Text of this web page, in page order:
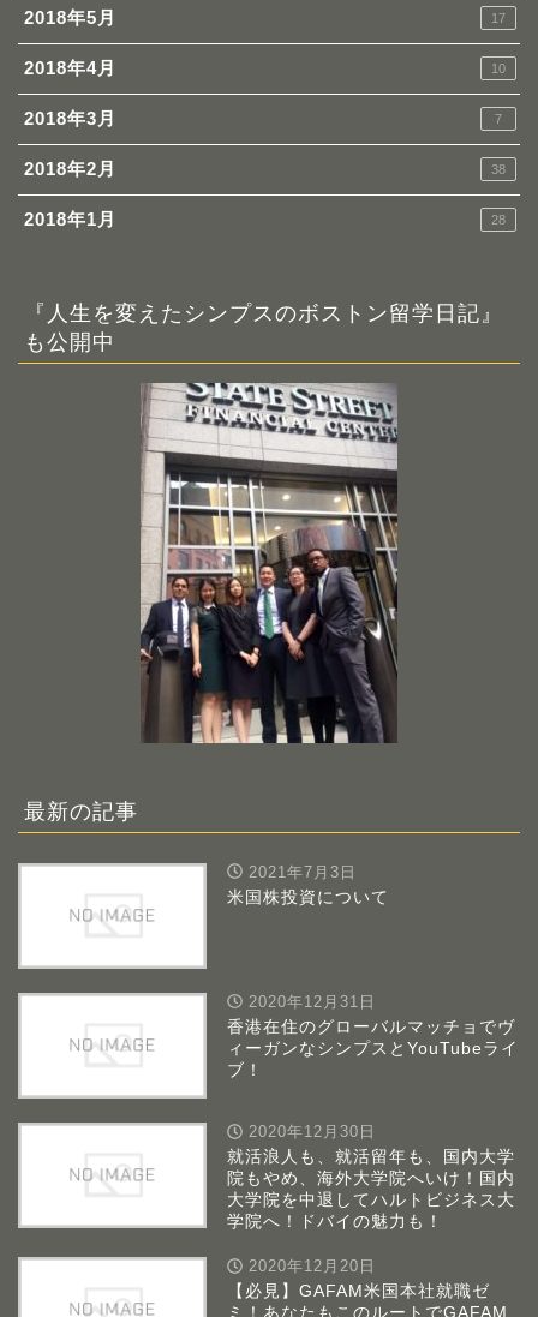
2018年5月 17
2018年4月 10
2018年3月 7
2018年2月 38
2018年1月 28
『人生を変えたシンプスのボストン留学日記』
も公開中
最新の記事
2021年7月3日
米国株投資について
2020年12月31日
香港在住のグローバルマッチョでヴ
ィーガンなシンプスとYouTubeライ
ブ！
2020年12月30日
就活浪人も、就活留年も、国内大学
院もやめ、海外大学院へいけ！国内
大学院を中退してハルトビジネス大
学院へ！ドバイの魅力も！
2020年12月20日
【必見】GAFAM米国本社就職ゼ
ミ！あなたもこのルートでGAFAM